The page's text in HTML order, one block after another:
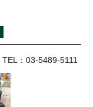
TEL：03-5489-5111